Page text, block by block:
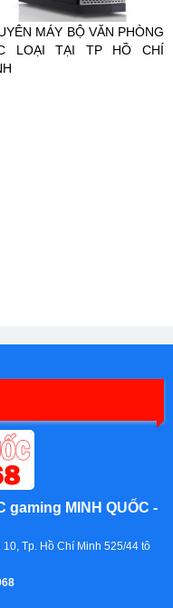
MÁY BỘ VĂN PHÒNG
LOẠI TẠI TP HỒ CHÍ
gaming MINH QUỐC -
Tp. Hồ Chí Minh 525/44 tô